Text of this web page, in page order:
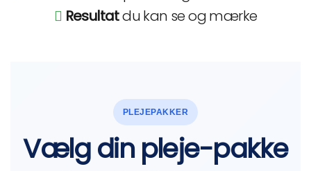
Resultatdu kan se og mærke
PLEJEPAKKER
Vælg din pleje-pakke